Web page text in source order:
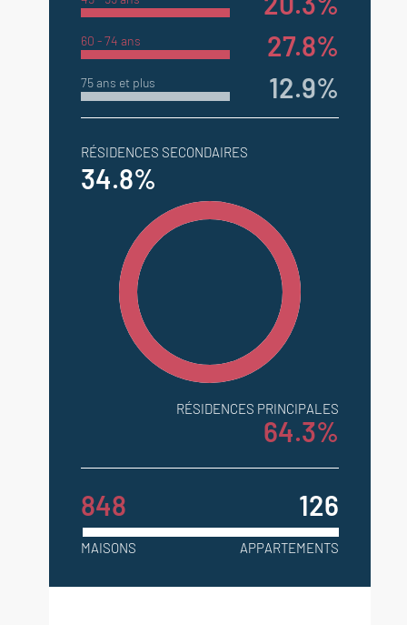
60 - 74 ans 27.8%
75 ans et plus 12.9%
RÉSIDENCES SECONDAIRES
34.8%
RÉSIDENCES PRINCIPALES
64.3%
848 126
MAISONS APPARTEMENTS